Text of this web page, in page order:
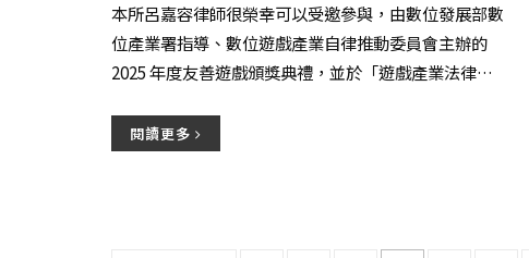
本所呂嘉容律師很榮幸可以受邀參與，由數位發展部數
位產業署指導、數位遊戲產業自律推動委員會主辦的
2025 年度友善遊戲頒獎典禮，並於「遊戲產業法律與
閱讀更多